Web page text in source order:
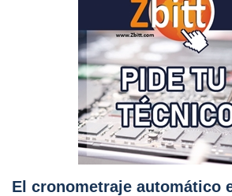
El cronometraje automático